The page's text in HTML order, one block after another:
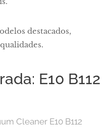
destacados,
E10 B112
Cleaner E10 B112